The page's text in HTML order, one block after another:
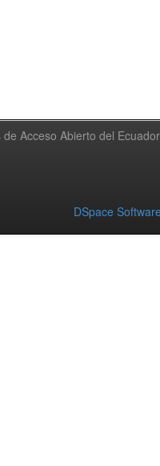
Acceso Abierto del
DSpace Software